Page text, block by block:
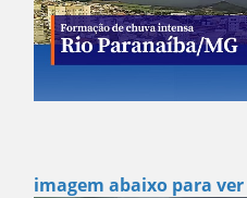
imagem abaixo para